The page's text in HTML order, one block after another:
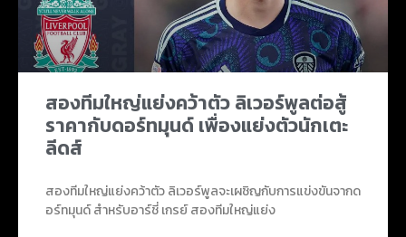
สองทีมใหญ่แย่งคว้าตัว ลิเวอร์พูลต่อสู้
ราคากับดอร์ทมุนด์ เพื่องแย่งตัวนักเตะ
ลีดส์
สองทีมใหญ่แย่งคว้าตัว ลิเวอร์พูลจะเผชิญกับการแข่งขันจากด
อร์ทมุนด์ สำหรับอาร์ชี่ เกรย์ สองทีมใหญ่แย่ง